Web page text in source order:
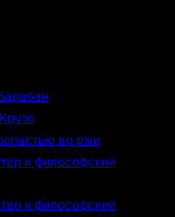
во ржи
и философский
и философский